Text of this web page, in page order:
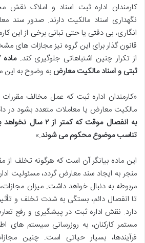
کارمندان اداره ثبت اسناد و املاک نقش
نگهداری اسناد مالکیت دارند. صدور سند
انگاری، بی دقتی یا حتی تبانی برخی از این
قانون گذار برای این گروه نیز مجازات های
از تکرار چنین اشتباهاتی جلوگیری کند.
ثبتی و اسناد مالکیت معارضبه وضوح به این
«کارمندان اداره ثبت که عمل مخالف
مالکیت معارض یا معاملات متعدد بشود در
به انفصال موقت که
تناسب موضوع محکوم می شوند.»
این ماده بیانگر آن است که هرگونه تخلف از
منجر به ایجاد سند معارض گردد، مسئولیت
مربوطه به دنبال خواهد داشت. میزان
تا انفصال دائم، بستگی به شدت تخلف و
دارد. نقش اداره ثبت در پیشگیری و رفع
مستمر کارکنان، به روزرسانی سیستم های
فرآیندها، بسیار حیاتی است. چنین